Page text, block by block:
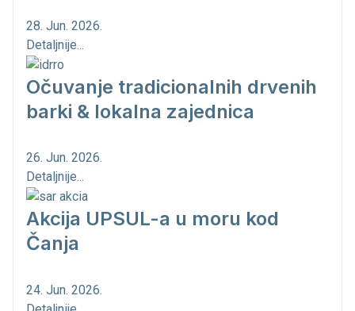
28. Jun. 2026.
Detaljnije...
Očuvanje tradicionalnih drvenih
barki & lokalna zajednica
26. Jun. 2026.
Detaljnije...
Akcija UPSUL-a u moru kod
Čanja
24. Jun. 2026.